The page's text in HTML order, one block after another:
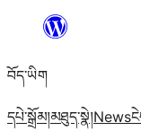
content
བོད་ཡིག
དཔེ་སྒྲོམ།མཐུད་སྣེ།News